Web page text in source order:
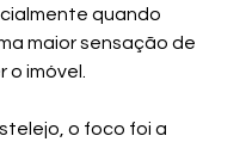
quando
maior sensação de
o imóvel.
o foco foi a